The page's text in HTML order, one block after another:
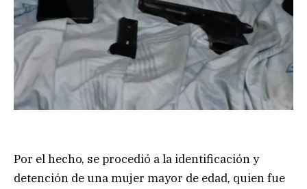
Por el hecho, se procedió a la identificación y
detención de una mujer mayor de edad, quien fue